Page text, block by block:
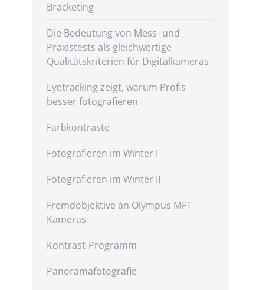
Bracketing
Die Bedeutung von Mess- und
Praxistests als gleichwertige
Qualitätskriterien für Digitalkameras
Eyetracking zeigt, warum Profis
besser fotografieren
Farbkontraste
Fotografieren im Winter I
Fotografieren im Winter II
Fremdobjektive an Olympus MFT-
Kameras
Kontrast-Programm
Panoramafotografie